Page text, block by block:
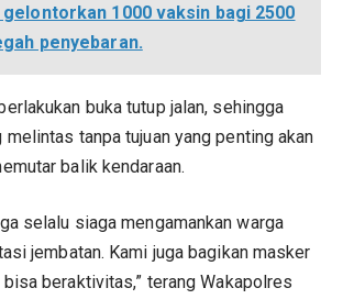
1000 vaksin bagi 2500
penyebaran.
buka tutup jalan, sehingga
melintas tanpa tujuan yang penting akan
balik kendaraan.
selalu siaga mengamankan warga
jembatan. Kami juga bagikan masker
beraktivitas,” terang Wakapolres